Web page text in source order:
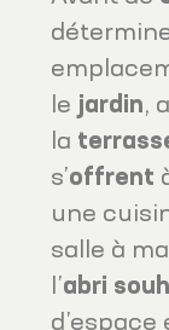
le jardin,
la
s’offrent
une
salle à
l’abri